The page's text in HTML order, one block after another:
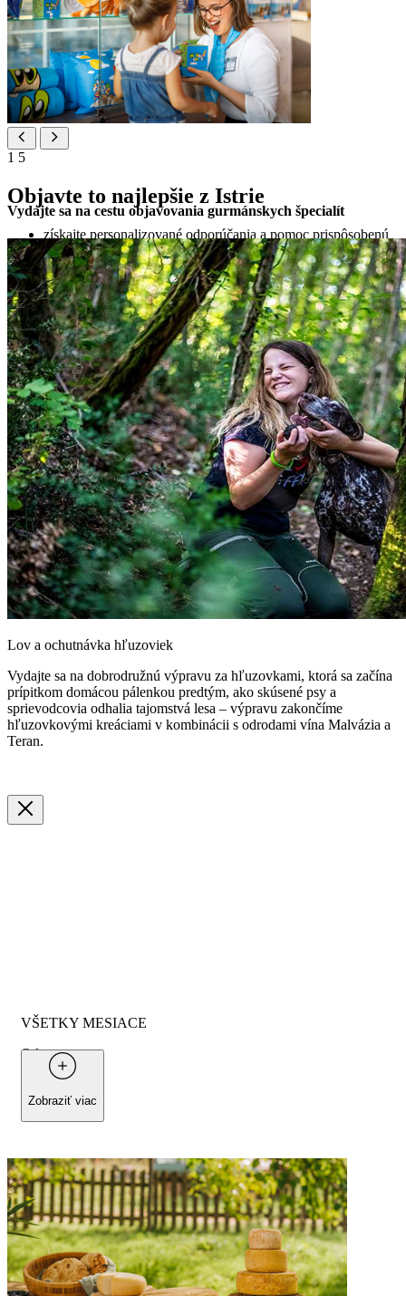
1 5
Objavte to najlepšie z Istrie
získajte personalizované odporúčania a pomoc prispôsobenú
vašim záujmom a dovolenkovým plánom
objavujte a rezervujte starostlivo vybrané miestne zážitky,
atrakcie, ktoré musíte vidieť, súkromné výlety a gurmánske
túry
zabezpečte si doplnkové služby a špeciálne požiadavky pre
ešte príjemnejší pobyt
jednoducho si zorganizujte dopravu v rámci destinácie
zistite viac o výhodách vernostného programu Valamar
Rewards
odneste si domov výnimočnú spomienku na dovolenku v
podobe suvenírov a doplnkov z kolekcií Maro a Valamar
Kontaktujte nás:
info@valamar-experience.com
Informácie a rezervácie:
www.valamar-experience.com
Vydajte sa na cestu objavovania gurmánskych špecialít
Lov a ochutnávka hľuzoviek
Vydajte sa na dobrodružnú výpravu za hľuzovkami, ktorá sa začína
prípitkom domácou pálenkou predtým, ako skúsené psy a
sprievodcovia odhalia tajomstvá lesa – výpravu zakončíme
hľuzovkovými kreáciami v kombinácii s odrodami vína Malvázia a
Teran.
VŠETKY MESIACE
Od
na osobu
Zobraziť viac